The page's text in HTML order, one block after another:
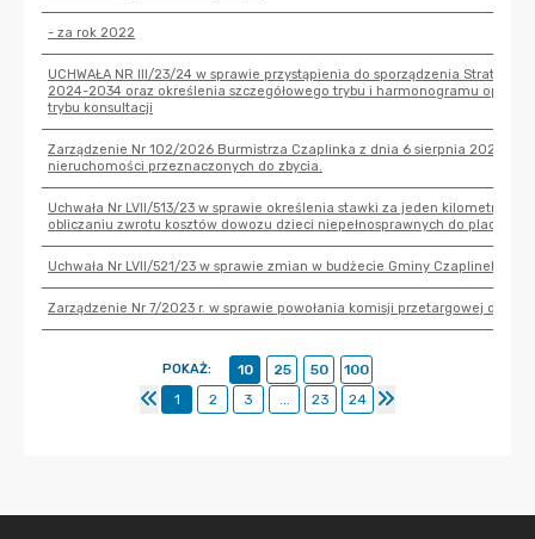
- za rok 2022
UCHWAŁA NR III/23/24 w sprawie przystąpienia do sporządzenia Strategii
2024-2034 oraz określenia szczegółowego trybu i harmonogramu
trybu konsultacji
Zarządzenie Nr 102/2026 Burmistrza Czaplinka z dnia 6 sierpnia 2026 r. w
nieruchomości przeznaczonych do zbycia.
Uchwała Nr LVII/513/23 w sprawie określenia stawki za jeden kilometr
obliczaniu zwrotu kosztów dowozu dzieci niepełnosprawnych do
Uchwała Nr LVII/521/23 w sprawie zmian w budżecie Gminy Czaplinek na
Zarządzenie Nr 7/2023 r. w sprawie powołania komisji przetargowej do
POKAŻ: 10 25 50
100
1
2 3 ... 23 24